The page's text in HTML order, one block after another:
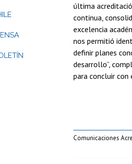
última
continua,
excelencia
nos permitió
definir planes
desarrollo”,
para concluir con
Comunicaciones